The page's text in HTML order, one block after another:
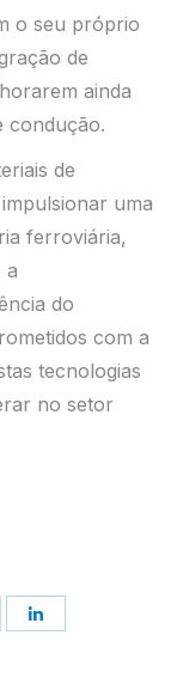
o seu próprio
de
ainda
condução.
de
uma
ferroviária,
a
do
com a
tecnologias
no setor